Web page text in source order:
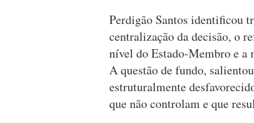
Perdigão Santos identificou
centralização da decisão, o
nível do Estado-Membro e
A questão de fundo,
estruturalmente
que não controlam e que